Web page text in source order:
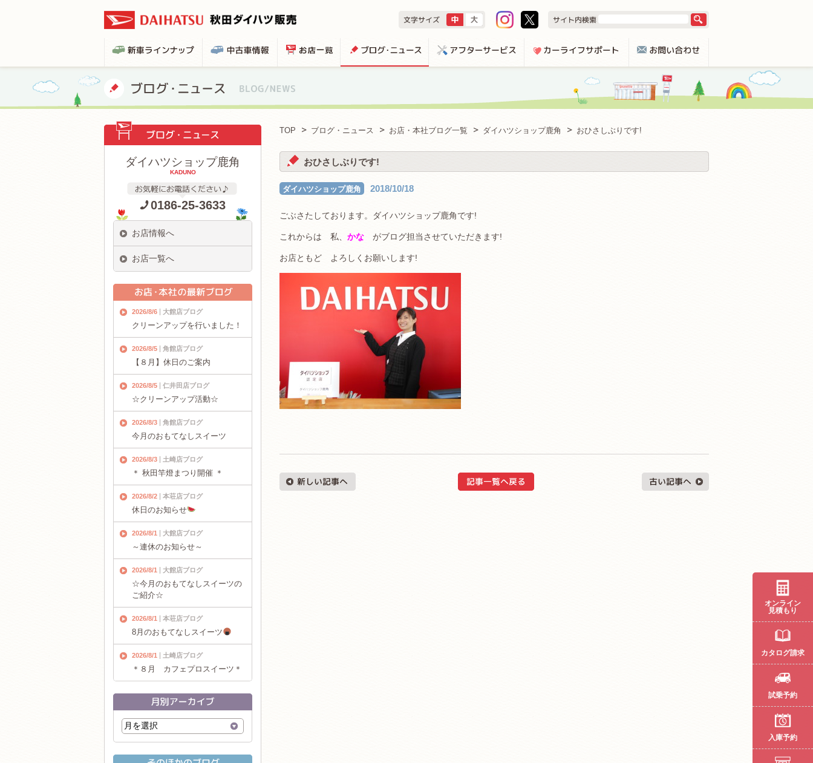
TOP ブログ・ニュース お店・本社ブログ一覧 ダイハツショップ鹿角 おひさしぶりです!
おひさしぶりです!
ダイハツショップ鹿角 2018/10/18
ごぶさたしております。ダイハツショップ鹿角です!
これからは 私、 かな がブログ担当させていただきます!
お店ともど よろしくお願いします!
ダイハツショップ鹿角
KADUNO
0186-25-3633
お店情報へ
お店一覧へ
2026/8/6 大館店ブログ
クリーンアップを行いました！
2026/8/5 角館店ブログ
【８月】休日のご案内
2026/8/5 仁井田店ブログ
☆クリーンアップ活動☆
2026/8/3 角館店ブログ
今月のおもてなしスイーツ
2026/8/3 土崎店ブログ
＊ 秋田竿燈まつり開催 ＊
2026/8/2 本荘店ブログ
休日のお知らせ
2026/8/1 大館店ブログ
～連休のお知らせ～
2026/8/1 大館店ブログ
☆今月のおもてなしスイーツの
ご紹介☆
2026/8/1 本荘店ブログ
8月のおもてなしスイーツ
2026/8/1 土崎店ブログ
＊８月 カフェプロスイーツ＊
オンライン
見積もり
カタログ請求
試乗予約
入庫予約